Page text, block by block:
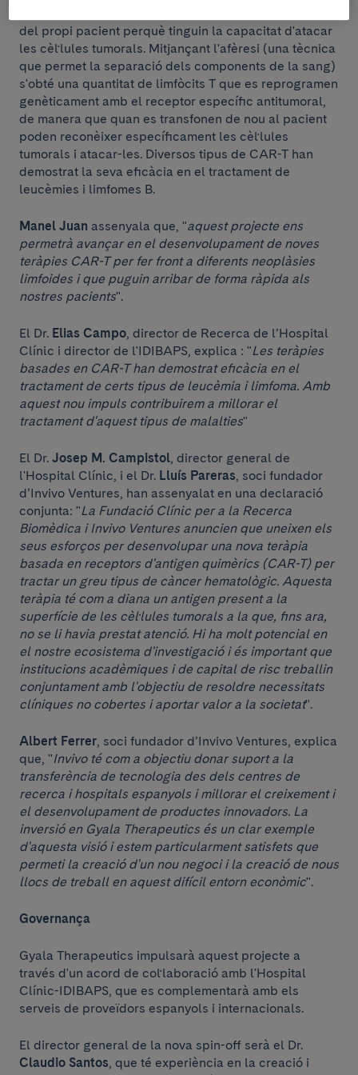
del propi pacient perquè tinguin la capacitat d'atacar
les cèl·lules tumorals. Mitjançant l'afèresi (una tècnica
que permet la separació dels components de la sang)
s'obté una quantitat de limfòcits T que es reprogramen
genèticament amb el receptor específic antitumoral,
de manera que quan es transfonen de nou al pacient
poden reconèixer específicament les cèl·lules
tumorals i atacar-les. Diversos tipus de CAR-T han
demostrat la seva eficàcia en el tractament de
leucèmies i limfomes B.
Manel Juan assenyala que, "aquest projecte ens
permetrà avançar en el desenvolupament de noves
teràpies CAR-T per fer front a diferents neoplàsies
limfoides i que puguin arribar de forma ràpida als
nostres pacients".
El Dr. Elias Campo, director de Recerca de l’Hospital
Clínic i director de l'IDIBAPS, explica : "Les teràpies
basades en CAR-T han demostrat eficàcia en el
tractament de certs tipus de leucèmia i limfoma. Amb
aquest nou impuls contribuirem a millorar el
tractament d'aquest tipus de malalties"
El Dr. Josep M. Campistol, director general de
l'Hospital Clínic, i el Dr. Lluís Pareras, soci fundador
d’Invivo Ventures, han assenyalat en una declaració
conjunta: "La Fundació Clínic per a la Recerca
Biomèdica i Invivo Ventures anuncien que uneixen els
seus esforços per desenvolupar una nova teràpia
basada en receptors d'antigen quimèrics (CAR-T) per
tractar un greu tipus de càncer hematològic. Aquesta
teràpia té com a diana un antigen present a la
superfície de les cèl·lules tumorals a la que, fins ara,
no se li havia prestat atenció. Hi ha molt potencial en
el nostre ecosistema d'investigació i és important que
institucions acadèmiques i de capital de risc treballin
conjuntament amb l'objectiu de resoldre necessitats
clíniques no cobertes i aportar valor a la societat".
Albert Ferrer, soci fundador d’Invivo Ventures, explica
que, "Invivo té com a objectiu donar suport a la
transferència de tecnologia des dels centres de
recerca i hospitals espanyols i millorar el creixement i
el desenvolupament de productes innovadors. La
inversió en Gyala Therapeutics és un clar exemple
d'aquesta visió i estem particularment satisfets que
permeti la creació d'un nou negoci i la creació de nous
llocs de treball en aquest difícil entorn econòmic".
Governança
Gyala Therapeutics impulsarà aquest projecte a
través d'un acord de col·laboració amb l'Hospital
Clínic-IDIBAPS, que es complementarà amb els
serveis de proveïdors espanyols i internacionals.
El director general de la nova spin-off serà el Dr.
Claudio Santos, que té experiència en la creació i